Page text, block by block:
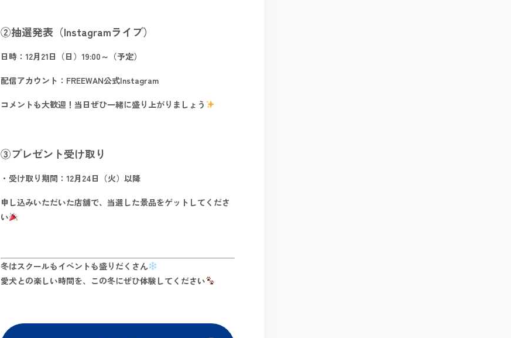
②抽選発表（Instagramライブ）
日時：12月21日（日）19:00～（予定）
配信アカウント： FREEWAN公式Instagram
コメントも大歓迎！当日ぜひ一緒に盛り上がりましょう
③プレゼント受け取り
・受け取り期間：12月24日（火）以降
申し込みいただいた店舗で、当選した景品をゲットしてくださ
い
冬はスクールもイベントも盛りだくさん
愛犬との楽しい時間を、この冬にぜひ体験してください